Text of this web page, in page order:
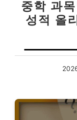
중학 과
성적 올